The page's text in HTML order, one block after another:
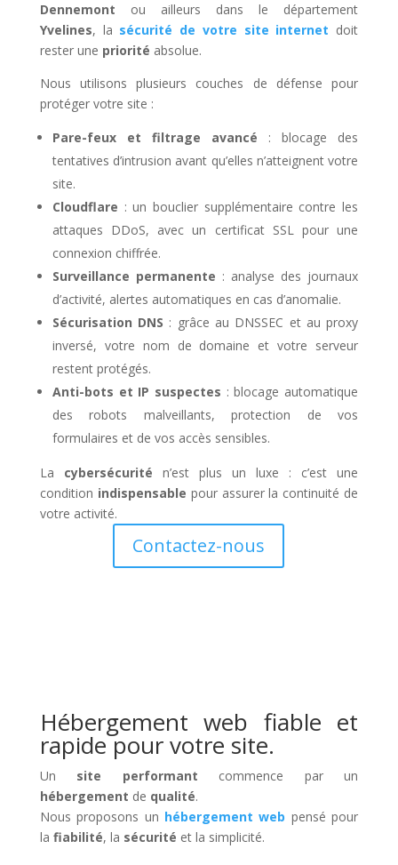
Dennemont ou ailleurs dans le département
Yvelines, la sécurité de votre site internet doit
rester une priorité absolue.
Nous utilisons plusieurs couches de défense pour
protéger votre site :
Pare-feux et filtrage avancé : blocage des
tentatives d’intrusion avant qu’elles n’atteignent votre
site.
Cloudflare : un bouclier supplémentaire contre les
attaques DDoS, avec un certificat SSL pour une
connexion chiffrée.
Surveillance permanente : analyse des journaux
d’activité, alertes automatiques en cas d’anomalie.
Sécurisation DNS : grâce au DNSSEC et au proxy
inversé, votre nom de domaine et votre serveur
restent protégés.
Anti-bots et IP suspectes : blocage automatique
des robots malveillants, protection de vos
formulaires et de vos accès sensibles.
La cybersécurité n’est plus un luxe : c’est une
condition indispensable pour assurer la continuité de
votre activité.
Contactez-nous
Hébergement web fiable et
rapide pour votre site.
Un site performant commence par un
hébergement de qualité.
Nous proposons un hébergement web pensé pour
la fiabilité, la sécurité et la simplicité.